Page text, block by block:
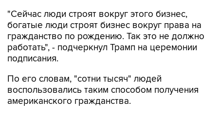
"Сейчас люди строят вокруг этого бизнес,
богатые люди строят бизнес вокруг права на
гражданство по рождению. Так это не должно
работать", - подчеркнул Трамп на церемонии
подписания.
По его словам, "сотни тысяч" людей
воспользовались таким способом получения
американского гражданства.